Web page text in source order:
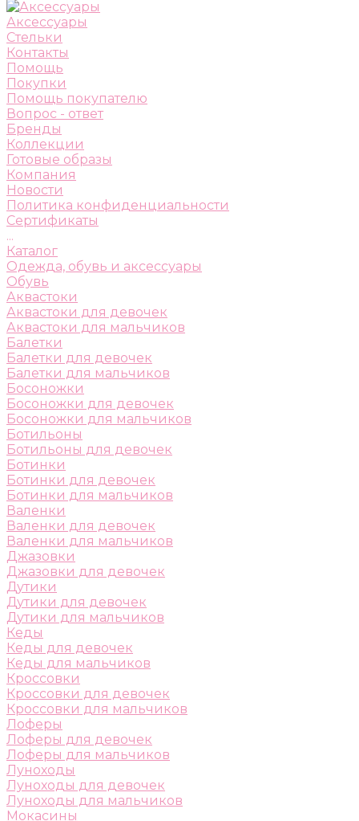
Аксессуары
Стельки
Контакты
Помощь
Покупки
Помощь покупателю
Вопрос - ответ
Бренды
Коллекции
Готовые образы
Компания
Новости
Политика конфиденциальности
Сертификаты
...
Каталог
Одежда, обувь и аксессуары
Обувь
Аквастоки
Аквастоки для девочек
Аквастоки для мальчиков
Балетки
Балетки для девочек
Балетки для мальчиков
Босоножки
Босоножки для девочек
Босоножки для мальчиков
Ботильоны
Ботильоны для девочек
Ботинки
Ботинки для девочек
Ботинки для мальчиков
Валенки
Валенки для девочек
Валенки для мальчиков
Джазовки
Джазовки для девочек
Дутики
Дутики для девочек
Дутики для мальчиков
Кеды
Кеды для девочек
Кеды для мальчиков
Кроссовки
Кроссовки для девочек
Кроссовки для мальчиков
Лоферы
Лоферы для девочек
Лоферы для мальчиков
Луноходы
Луноходы для девочек
Луноходы для мальчиков
Мокасины